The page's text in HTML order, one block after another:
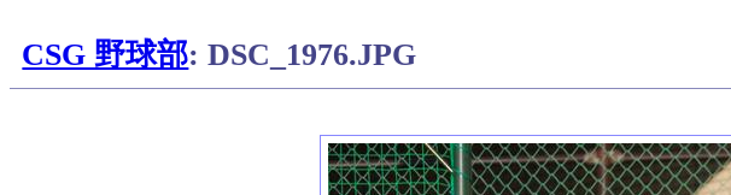
CSG 野球部: DSC_1976.JPG